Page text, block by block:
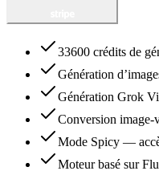
33600 crédits de
Génération
Génération Grok
Conversion image-
Mode Spicy —
Moteur basé sur